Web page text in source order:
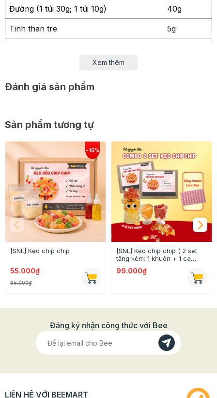
Đường (1 túi 30g; 1 túi 10g) 40g
Tinh than tre 5g
Nước (tự chuẩn bị)
Sinh tố dâu
Túi đựng trong trắng đen
Ruy băng / dây kẽm 1 sợi
Túi dán mép 10x10 cm10x10 6 chiếc
Găng tay 1 đôi
Túi bắt kem 1 chiếc
Xem thêm
Đánh giá sản phẩm
Sản phẩm tương tự
[SNL] Kẹo chip chip
55.000₫
65.000₫
[SNL] Kẹo chip chip ( 2 set
tặng kèm: 1 khuôn + 1 ca
99.000₫
Đăng ký nhận công thức với Bee
LIÊN HỆ VỚI BEEMART